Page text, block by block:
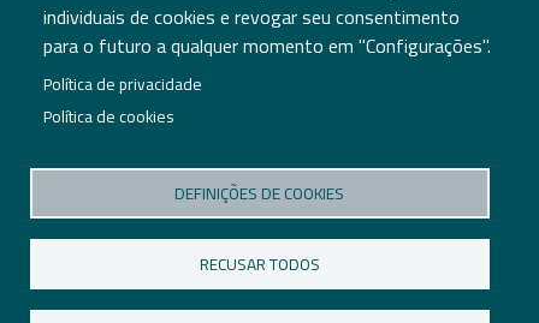
individuais de cookies e revogar seu consentimento
para o futuro a qualquer momento em "Configurações".
Política de privacidade
Política de cookies
DEFINIÇÕES DE COOKIES
RECUSAR TODOS
Associação TICE.PT
PCI - Creative Science Park Aveiro Region
Via do Conhecimento
3830-352 Ílhavo
E: geral@tice.pt
Política de Privacidade
Configuração de cookies